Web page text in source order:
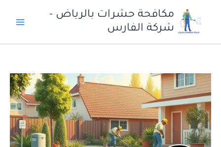
مكافحة حشرات بالرياض -
شركة الفارس